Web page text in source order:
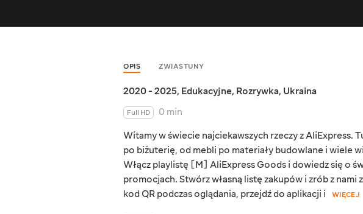
OPIS ZWIASTUNY
2020 - 2025, Edukacyjne, Rozrywka, Ukraina
Full HD
0 min
Witamy w świecie najciekawszych rzeczy z AliExpress.
po biżuterię, od mebli po materiały budowlane i wiele
Włącz playlistę [M] AliExpress Goods i dowiedz się o
promocjach. Stwórz własną listę zakupów i zrób z
kod QR podczas oglądania, przejdź do aplikacji i
WIĘCEJ